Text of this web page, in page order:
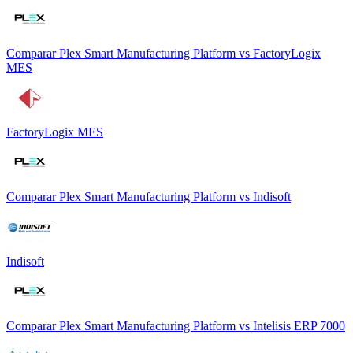
Comparar Plex Smart Manufacturing Platform vs FactoryLogix
MES
FactoryLogix MES
Comparar Plex Smart Manufacturing Platform vs Indisoft
Indisoft
Comparar Plex Smart Manufacturing Platform vs Intelisis ERP 7000